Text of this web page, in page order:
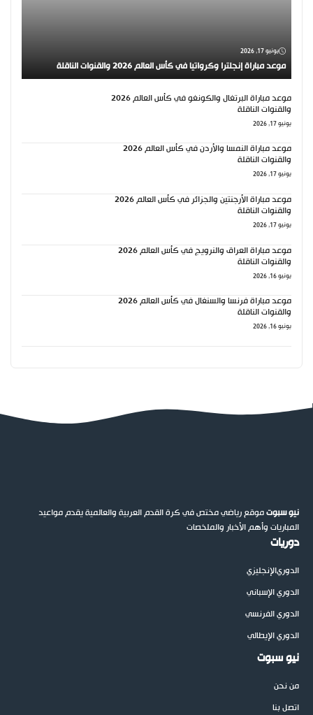
يونيو 17, 2026
موعد مباراة إنجلترا وكرواتيا في كأس العالم 2026 والقنوات الناقلة
موعد مباراة البرتغال والكونغو في كأس العالم 2026
والقنوات الناقلة
يونيو 17, 2026
موعد مباراة النمسا والأردن في كأس العالم 2026
والقنوات الناقلة
يونيو 17, 2026
موعد مباراة الأرجنتين والجزائر في كأس العالم 2026
والقنوات الناقلة
يونيو 17, 2026
موعد مباراة العراق والنرويج في كأس العالم 2026
والقنوات الناقلة
يونيو 16, 2026
موعد مباراة فرنسا والسنغال في كأس العالم 2026
والقنوات الناقلة
يونيو 16, 2026
نيو سبوتموقع رياضي مختص في كرة القدم العربية والعالمية يقدم مواعيد
المباريات وأهم الأخبار والملخصات
دوريات
الدوريالإنجليزي
الدوري الإسباني
الدوري الفرنسي
الدوري الإيطالي
نيو سبوت
من نحن
اتصل بنا